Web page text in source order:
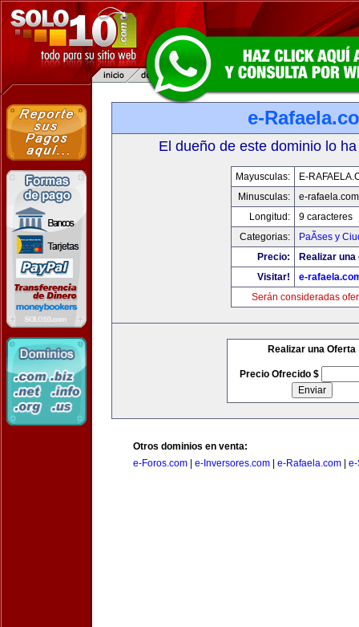
e-
El dueño de este dominio lo
Mayusculas:
E-
Minusculas:
e-rafaela.com
Longitud:
9 caracteres
Categorias:
PaÃ­ses y
Precio:
Realizar
Visitar!
e-
Serán consideradas
Realizar una Oferta
Precio Ofrecido $
Otros dominios en venta:
e-Foros.com
e-Inversores.com e-Rafaela.com e-